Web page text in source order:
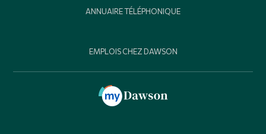
ANNUAIRE TÉLÉPHONIQUE
EMPLOIS CHEZ DAWSON